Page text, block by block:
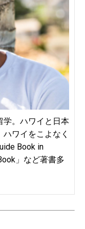
学。ハワイと日本
ワイをこよなく
Book in
」など著書多